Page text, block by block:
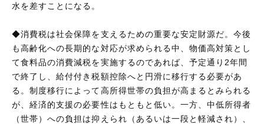
水を差すことになる。
◆消費税は社会保障を支えるための重要な安定財源だ。今後
も高齢化への長期的な対応が求められる中、物価高対策とし
て食料品の消費減税を実施するのであれば、予定通り2年間
で終了し、給付付き税額控除へと円滑に移行する必要があ
る。制度移行によって高所得世帯の負担が高まるとみられる
が、経済的支援の必要性はもともと低い。一方、中低所得者
（世帯）への負担は抑えられ（あるいは一段と軽減され）、